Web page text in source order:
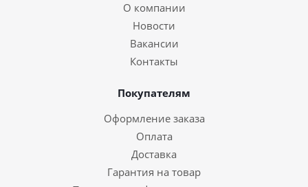
О компании
Новости
Вакансии
Контакты
Покупателям
Оформление заказа
Оплата
Доставка
Гарантия на товар